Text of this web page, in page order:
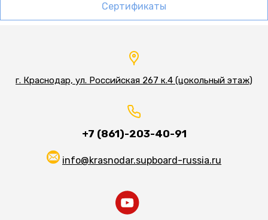
Сертификаты
г. Краснодар, ул. Российская 267 к.4 (цокольный этаж)
+7 (861)-203-40-91
info@krasnodar.supboard-russia.ru